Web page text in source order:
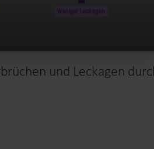
und Leckagen